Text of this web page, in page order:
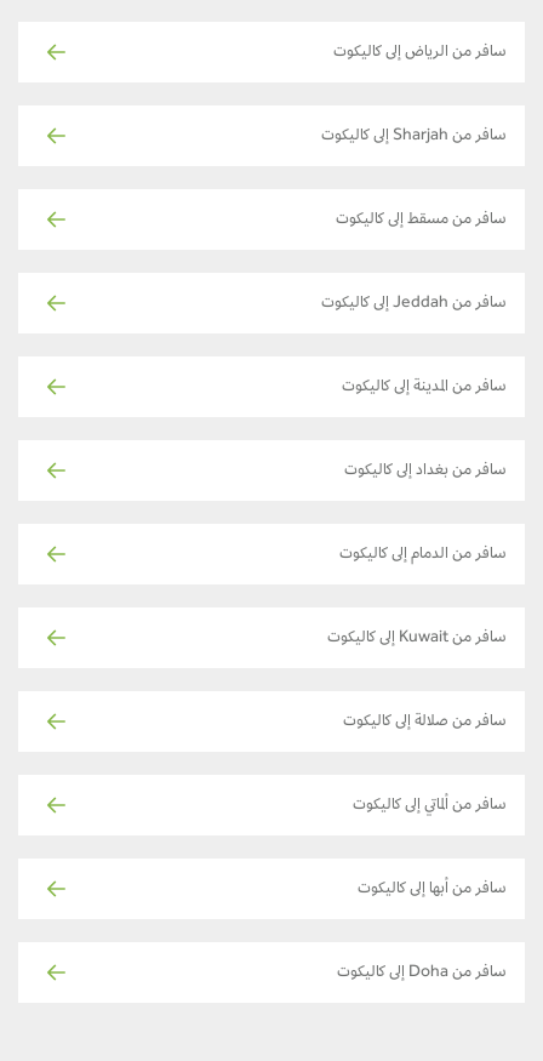
سافر من الرياض إلى كاليكوت
سافر من Sharjah إلى كاليكوت
سافر من مسقط إلى كاليكوت
سافر من Jeddah إلى كاليكوت
سافر من المدينة إلى كاليكوت
سافر من بغداد إلى كاليكوت
سافر من الدمام إلى كاليكوت
سافر من Kuwait إلى كاليكوت
سافر من صلالة إلى كاليكوت
سافر من ألماتي إلى كاليكوت
سافر من أبها إلى كاليكوت
سافر من Doha إلى كاليكوت